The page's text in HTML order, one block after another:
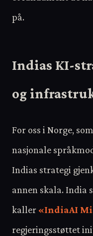
på.
Indias KI-
og
For oss i Norge,
nasjonale
Indias strategi
annen skala. India
kaller «IndiaAI
regjeringsstøttet